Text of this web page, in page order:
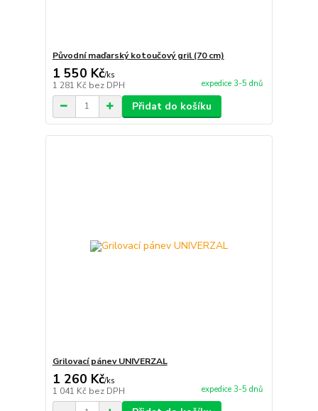
Původní maďarský kotoučový gril (70 cm)
1 550 Kč/ks
1 281 Kč bez DPH expedice 3-5 dnů
Přidat do košíku
Grilovací pánev UNIVERZAL
1 260 Kč/ks
1 041 Kč bez DPH expedice 3-5 dnů